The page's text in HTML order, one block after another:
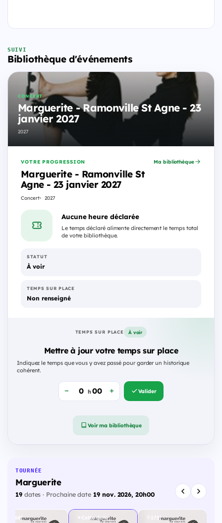
SUIVI
Bibliothèque d'événements
CONCERT
Marguerite - Ramonville St Agne - 23
janvier 2027
2027
VOTRE PROGRESSION
Marguerite - Ramonville St
Agne - 23 janvier 2027
Concert 2027
Ma bibliothèque
Aucune heure déclarée
Le temps déclaré alimente directement le temps total
de votre bibliothèque.
STATUT
À voir
TEMPS SUR PLACE
Non renseigné
TEMPS SUR PLACE À voir
Mettre à jour votre temps sur place
Indiquez le temps que vous y avez passé pour garder un historique
cohérent.
h Valider
Voir ma bibliothèque
TOURNÉE
Marguerite
19dates · Prochaine date 19 nov. 2026, 20h00
168j Cette date 175j